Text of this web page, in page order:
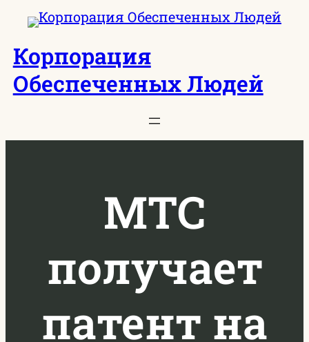
Перейти
содержимому
Корпорация
Обеспеченных Людей
МТС
получает
патент на